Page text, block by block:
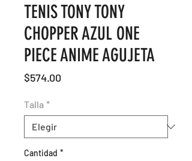
TENIS TONY TONY
CHOPPER AZUL ONE
PIECE ANIME AGUJETA
$574.00
Talla *
Cantidad *